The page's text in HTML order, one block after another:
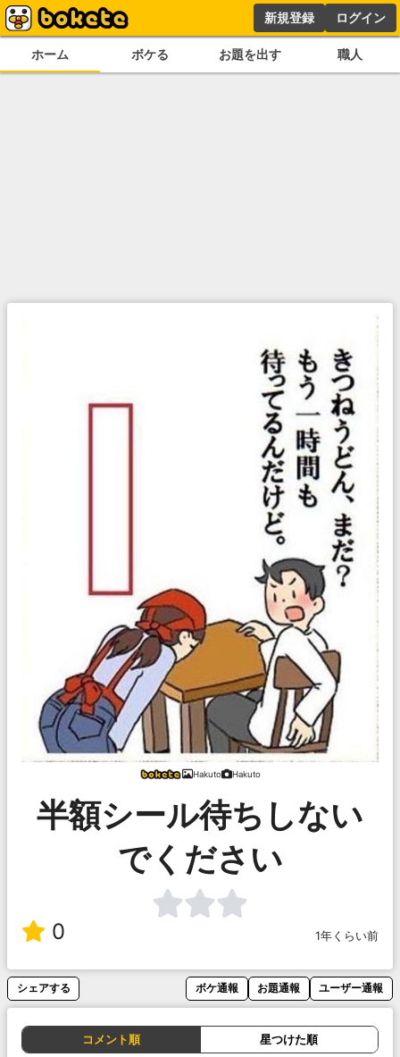
新規登録 ログイン
ホーム ボケる お題を出す 職人
Hakuto Hakuto
半額シール待ちしない
でください
0 1年くらい前
シェアする ボケ通報 お題通報 ユーザー通報
コメント順 星つけた順